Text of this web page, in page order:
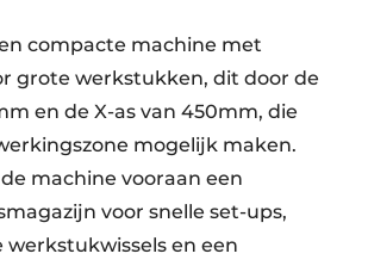
compacte machine met
grote werkstukken, dit door de
en de X-as van 450mm, die
mogelijk maken.
machine vooraan een
voor snelle set-ups,
en een